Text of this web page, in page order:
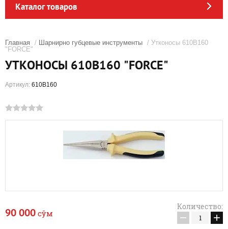
Каталог товаров
Главная / Шарнирно губцевые инструменты / Утконосы 610B160
"FORCE"
УТКОНОСЫ 610B160 "FORCE"
Артикул: 610B160
90 000 сўм
Количество:
− +